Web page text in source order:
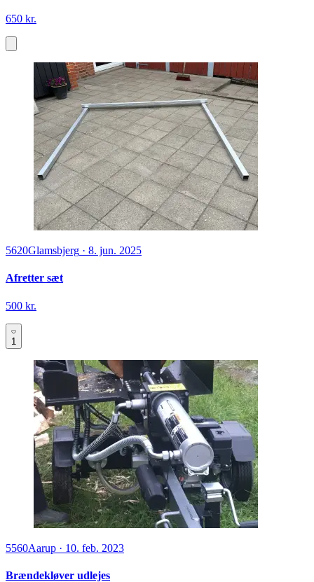
650 kr.
5620Glamsbjerg · 8. jun. 2025
Afretter sæt
500 kr.
1
5560Aarup · 10. feb. 2023
Brændekløver udlejes